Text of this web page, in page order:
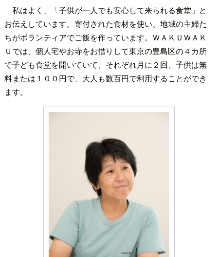
私はよく、「子供が一人でも安心して来られる食堂」と
お伝えしています。寄付された食材を使い、地域の主婦た
ちがボランティアでご飯を作っています。ＷＡＫＵＷＡＫ
Ｕでは、個人宅やお寺をお借りして東京の豊島区の４カ所
で子ども食堂を開いていて、それぞれ月に２回、子供は無
料または１００円で、大人も数百円で利用することができ
ます。